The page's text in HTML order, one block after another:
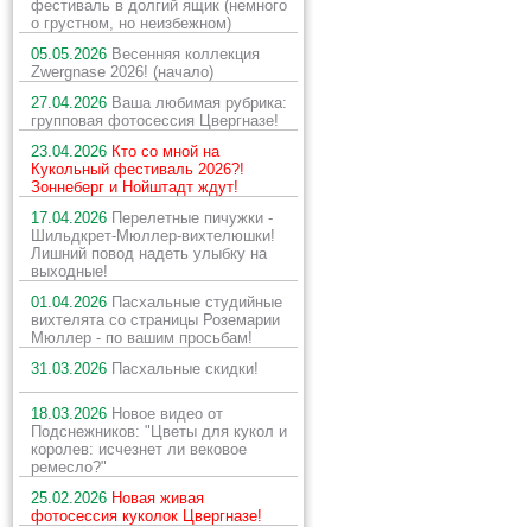
фестиваль в долгий ящик (немного
о грустном, но неизбежном)
05.05.2026 Весенняя коллекция
Zwergnase 2026! (начало)
27.04.2026 Ваша любимая рубрика:
групповая фотосессия Цвергназе!
23.04.2026 Кто со мной на
Кукольный фестиваль 2026?!
Зоннеберг и Нойштадт ждут!
17.04.2026 Перелетные пичужки -
Шильдкрет-Мюллер-вихтелюшки!
Лишний повод надеть улыбку на
выходные!
01.04.2026 Пасхальные студийные
вихтелята со страницы Роземарии
Мюллер - по вашим просьбам!
31.03.2026 Пасхальные скидки!
18.03.2026 Новое видео от
Подснежников: "Цветы для кукол и
королев: исчезнет ли вековое
ремесло?"
25.02.2026 Новая живая
фотосессия куколок Цвергназе!